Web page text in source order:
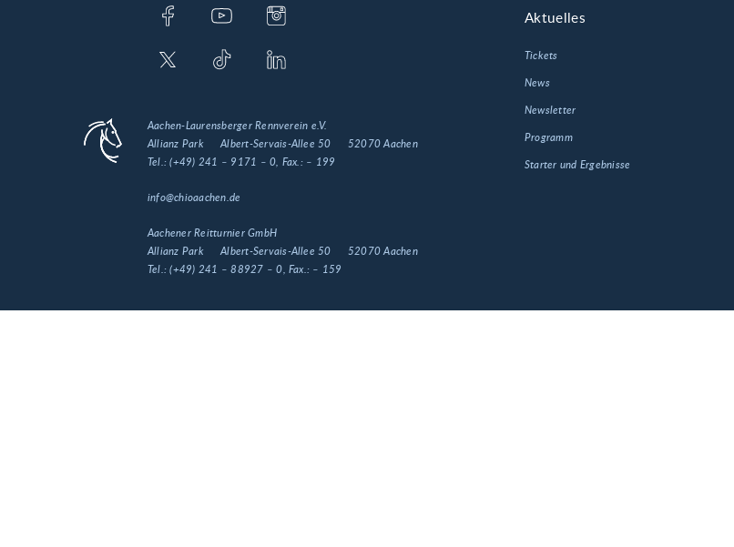
Aktuelles
Tickets
News
Newsletter
Programm
Starter und Ergebnisse
Aachen-Laurensberger Rennverein e.V.
Allianz Park
Albert-Servais-Allee 50
52070 Aachen
Tel.:(+49) 241 – 9171 – 0 , Fax.: – 199
info@chioaachen.de
Aachener Reitturnier GmbH
Allianz Park
Albert-Servais-Allee 50
52070 Aachen
Tel.:(+49) 241 – 88927 – 0 , Fax.: – 159